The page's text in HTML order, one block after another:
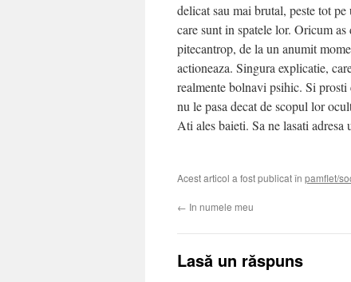
delicat sau mai brutal, peste tot
care sunt in spatele lor. Oricum
pitecantrop, de la un anumit
actioneaza. Singura explicatie,
realmente bolnavi psihic. Si prosti
nu le pasa decat de scopul lor
Ati ales baieti. Sa ne lasati
Acest articol a fost publicat în pamflet/
← In numele meu
Lasă un răspuns